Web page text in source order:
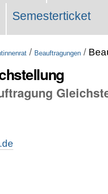
Semesterticket
/ Beauftragungen /